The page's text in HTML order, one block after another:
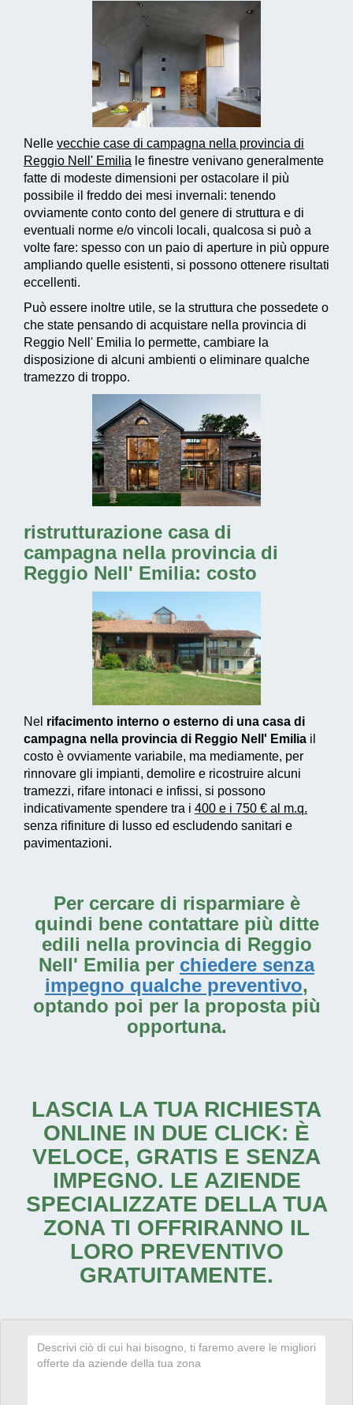
Nelle vecchie case di campagna nella provincia di
Reggio Nell' Emilia le finestre venivano generalmente
fatte di modeste dimensioni per ostacolare il più
possibile il freddo dei mesi invernali: tenendo
ovviamente conto conto del genere di struttura e di
eventuali norme e/o vincoli locali, qualcosa si può a
volte fare: spesso con un paio di aperture in più oppure
ampliando quelle esistenti, si possono ottenere risultati
eccellenti.
Può essere inoltre utile, se la struttura che possedete o
che state pensando di acquistare nella provincia di
Reggio Nell' Emilia lo permette, cambiare la
disposizione di alcuni ambienti o eliminare qualche
tramezzo di troppo.
ristrutturazione casa di
campagna nella provincia di
Reggio Nell' Emilia: costo
Nel rifacimento interno o esterno di una casa di
campagna nella provincia di Reggio Nell' Emilia il
costo è ovviamente variabile, ma mediamente, per
rinnovare gli impianti, demolire e ricostruire alcuni
tramezzi, rifare intonaci e infissi, si possono
indicativamente spendere tra i 400 e i 750 € al m.q.
senza rifiniture di lusso ed escludendo sanitari e
pavimentazioni.
Per cercare di risparmiare è
quindi bene contattare più ditte
edili nella provincia di Reggio
Nell' Emilia per chiedere senza
impegno qualche preventivo,
optando poi per la proposta più
opportuna.
LASCIA LA TUA RICHIESTA
ONLINE IN DUE CLICK: È
VELOCE, GRATIS E SENZA
IMPEGNO. LE AZIENDE
SPECIALIZZATE DELLA TUA
ZONA TI OFFRIRANNO IL
LORO PREVENTIVO
GRATUITAMENTE.